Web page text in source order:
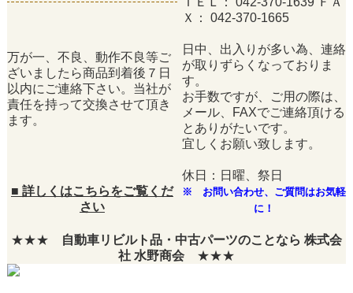
Ｘ： 042-370-1665
日中、出入りが多い為、連絡
が取りずらくなっておりま
す。
お手数ですが、ご用の際は、
メール、FAXでご連絡頂ける
とありがたいです。
宜しくお願い致します。
休日：日曜、祭日
万が一、不良、動作不良等ご
ざいましたら商品到着後７日
以内にご連絡下さい。当社が
責任を持って交換させて頂き
ます。
■ 詳しくはこちらをご覧くだ
さい
※ お問い合わせ、ご質問はお気軽
に！
★★★
自動車リビルト品・中古パーツのことなら 株式会
社 水野商会
★★★